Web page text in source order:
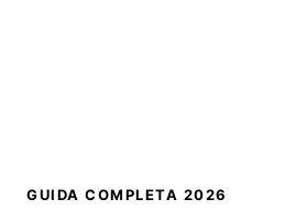
GUIDA COMPLETA 2026